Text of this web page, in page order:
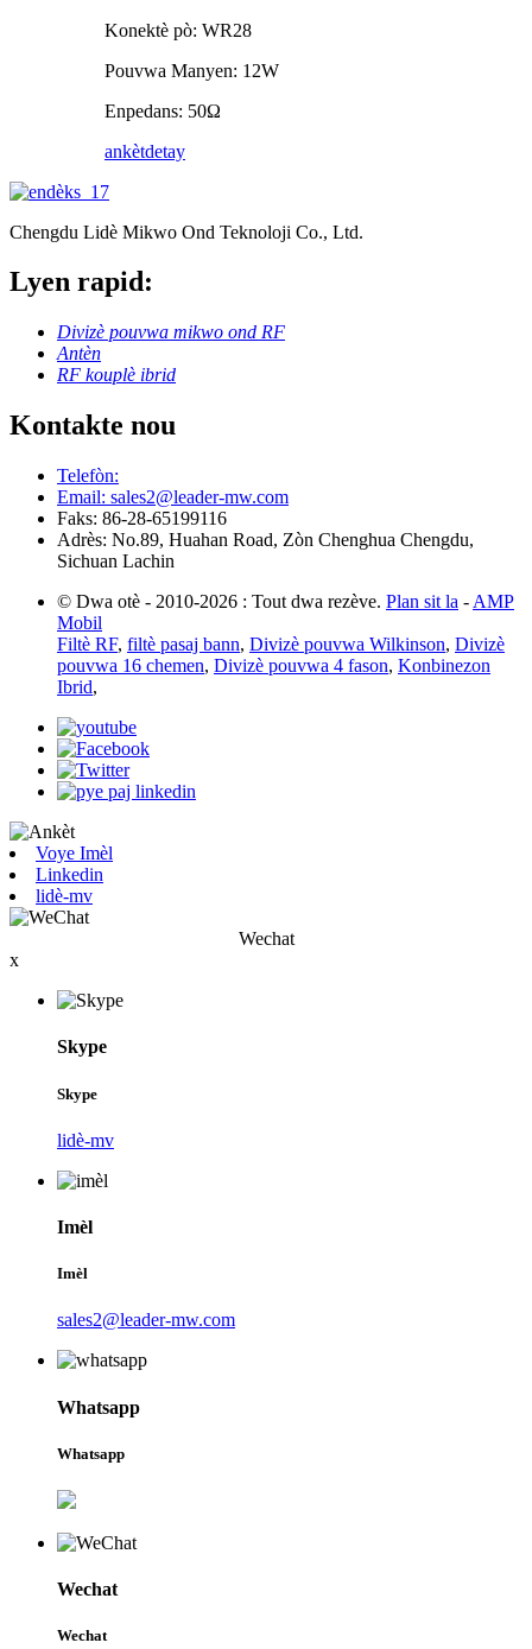
Konektè pò: WR28
Pouvwa Manyen: 12W
Enpedans: 50Ω
ankètdetay
Chengdu Lidè Mikwo Ond Teknoloji Co., Ltd.
Lyen rapid:
Divizè pouvwa mikwo ond RF
Antèn
RF kouplè ibrid
Kontakte nou
Telefòn:
Email: sales2@leader-mw.com
Faks: 86-28-65199116
Adrès: No.89, Huahan Road, Zòn Chenghua Chengdu,
Sichuan Lachin
© Dwa otè - 2010-2026 : Tout dwa rezève. Plan sit la - AMP
Mobil
Filtè RF, filtè pasaj bann, Divizè pouvwa Wilkinson, Divizè
pouvwa 16 chemen, Divizè pouvwa 4 fason, Konbinezon
Ibrid,
Voye Imèl
Linkedin
lidè-mv
Wechat
x
Skype
Skype
lidè-mv
Imèl
Imèl
sales2@leader-mw.com
Whatsapp
Whatsapp
Wechat
Wechat